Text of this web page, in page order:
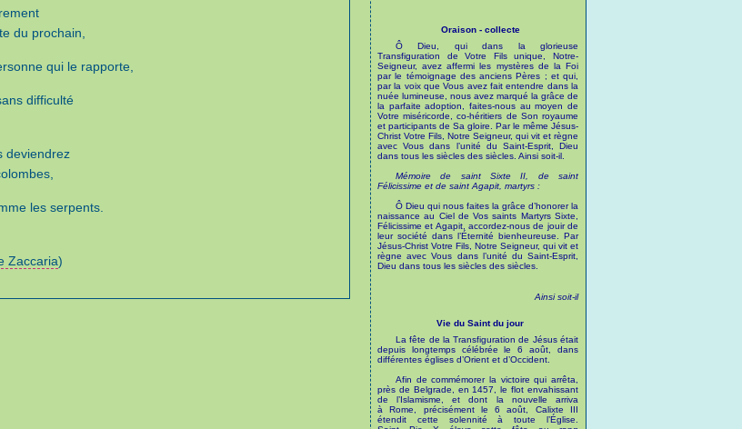
du prochain,
qui le rapporte,
difficulté
deviendrez
les serpents.
Zaccaria)
Oraison - collecte
Ô Dieu, qui dans la glorieuse
Transfiguration de Votre Fils unique, Notre-
Seigneur, avez affermi les mystères de la Foi
par le témoignage des anciens Pères ; et qui,
par la voix que Vous avez fait entendre dans la
nuée lumineuse, nous avez marqué la grâce de
la parfaite adoption, faites-nous au moyen de
Votre miséricorde, co-héritiers de Son royaume
et participants de Sa gloire. Par le même Jésus-
Christ Votre Fils, Notre Seigneur, qui vit et règne
avec Vous dans l’unité du Saint-Esprit, Dieu
dans tous les siècles des siècles. Ainsi soit-il.
Mémoire de saint Sixte II, de saint
Félicissime et de saint Agapit, martyrs :
Ô Dieu qui nous faites la grâce d’honorer la
naissance au Ciel de Vos saints Martyrs Sixte,
Félicissime et Agapit, accordez-nous de jouir de
leur société dans l’Éternité bienheureuse. Par
Jésus-Christ Votre Fils, Notre Seigneur, qui vit et
règne avec Vous dans l’unité du Saint-Esprit,
Dieu dans tous les siècles des siècles.
Ainsi soit-il
Vie du Saint du jour
La fête de la Transfiguration de Jésus était
depuis longtemps célébrée le 6 août, dans
différentes églises d’Orient et d’Occident.
Afin de commémorer la victoire qui arrêta,
près de Belgrade, en 1457, le flot envahissant
de l’Islamisme, et dont la nouvelle arriva
à Rome, précisément le 6 août, Calixte III
étendit cette solennité à toute l’Église.